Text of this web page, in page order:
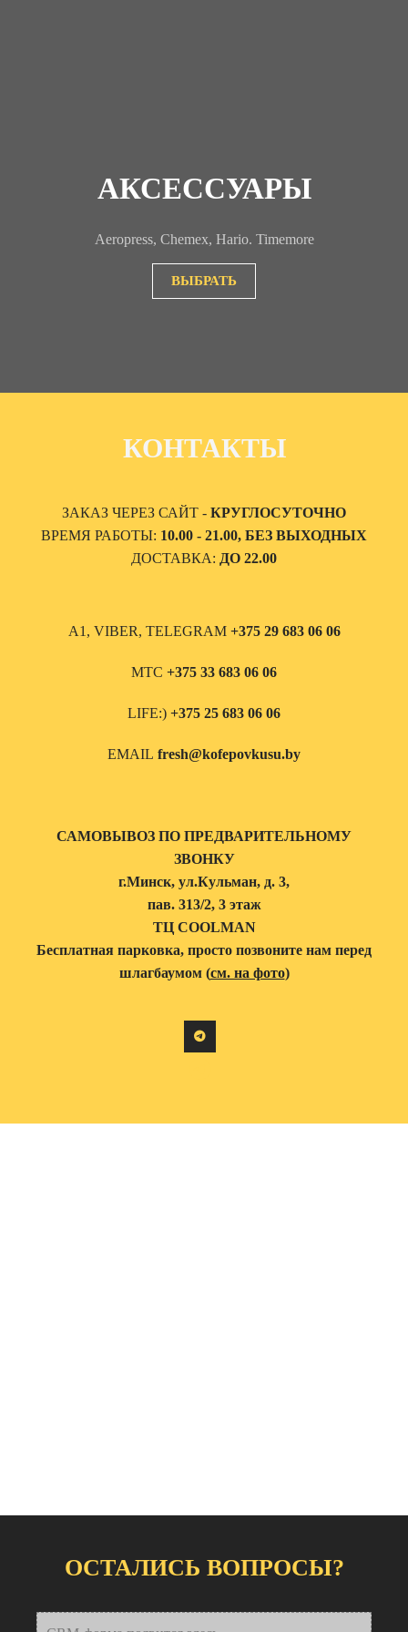
АКСЕССУАРЫ
Aeropress, Chemex, Hario. Timemore
ВЫБРАТЬ
КОНТАКТЫ
ЗАКАЗ ЧЕРЕЗ САЙТ - КРУГЛОСУТОЧНО
ВРЕМЯ РАБОТЫ: 10.00 - 21.00, БЕЗ ВЫХОДНЫХ
ДОСТАВКА: ДО 22.00
А1, VIBER, TELEGRAM +375 29 683 06 06
МТС +375 33 683 06 06
LIFE:) +375 25 683 06 06
EMAIL fresh@kofepovkusu.by
САМОВЫВОЗ ПО ПРЕДВАРИТЕЛЬНОМУ
ЗВОНКУ
г.Минск, ул.Кульман, д. 3,
пав. 313/2, 3 этаж
ТЦ COOLMAN
Бесплатная парковка, просто позвоните нам перед
шлагбаумом (см. на фото)
ОСТАЛИСЬ ВОПРОСЫ?